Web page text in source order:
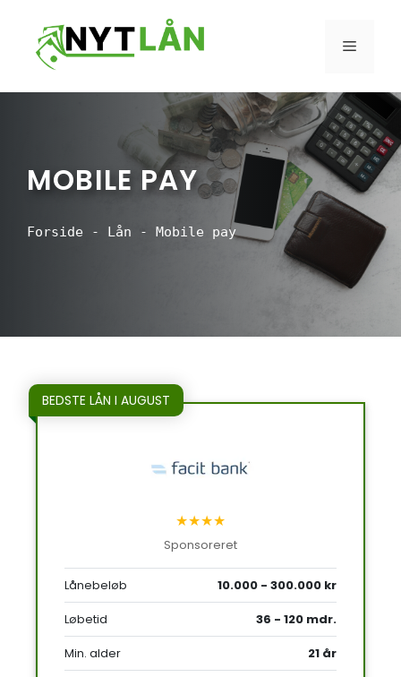
indhold
MENU
MOBILE PAY
Forside - Lån - Mobile pay
BEDSTE LÅN I AUGUST
★★★★
Sponsoreret
Lånebeløb
10.000 - 300.000 kr
Løbetid
36 - 120 mdr.
Min. alder
21 år